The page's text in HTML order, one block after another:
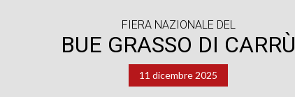
FIERA NAZIONALE DEL
BUE GRASSO DI CARRÙ
11 dicembre 2025